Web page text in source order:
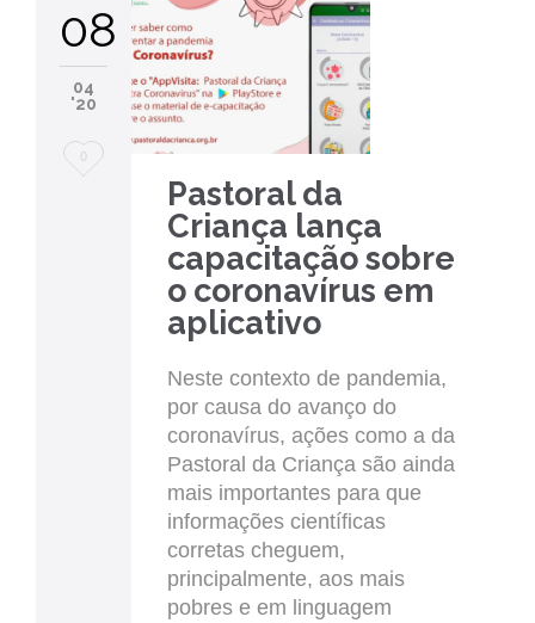
08
04
'20
Love
0
Pastoral da
Criança lança
capacitação sobre
o coronavírus em
aplicativo
Neste contexto de pandemia,
por causa do avanço do
coronavírus, ações como a da
Pastoral da Criança são ainda
mais importantes para que
informações científicas
corretas cheguem,
principalmente, aos mais
pobres e em linguagem